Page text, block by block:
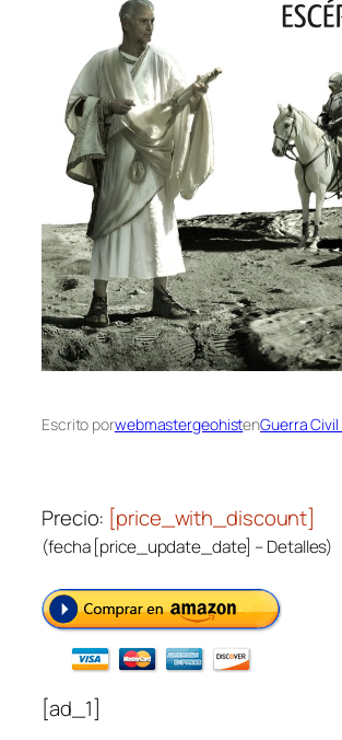
Escrito porwebmastergeohistenGuerra
Precio: [price_with_discount]
(fecha [price_update_date] –Detalles)
[ad_1]